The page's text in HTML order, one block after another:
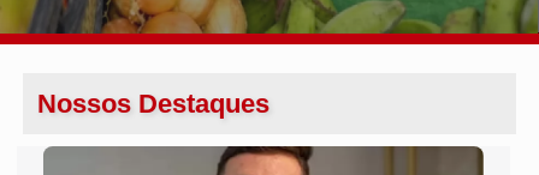
Nossos Destaques